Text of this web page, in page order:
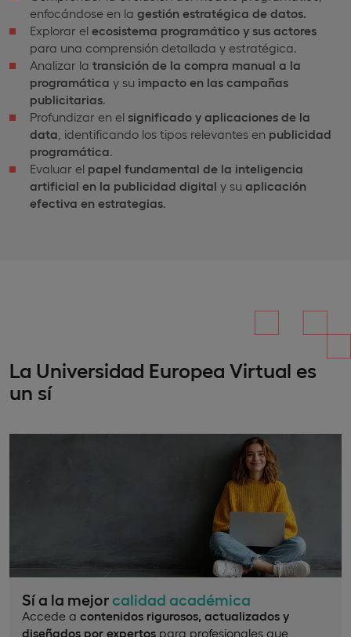
enfocándose en la gestión estratégica de datos.
Explorar el ecosistema programático y sus actores
para una comprensión detallada y estratégica.
Analizar la transición de la compra manual a la
programática y su impacto en las campañas
publicitarias.
Profundizar en el significado y aplicaciones de la
data , identificando los tipos relevantes en publicidad
programática.
Evaluar el papel fundamental de la inteligencia
artificial en la publicidad digital y su aplicación
efectiva en estrategias.
La Universidad Europea Virtual es
un sí
Sí a la mejorcalidad académica
Accede a contenidos rigurosos, actualizados y
diseñados por expertos para profesionales que